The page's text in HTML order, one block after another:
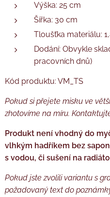
Výška: 25 cm
Šířka: 30 cm
Tloušťka materiálu:
Dodání: Obvykle
pracovních dnů)
Kód produktu: VM_TS
Pokud si přejete misku ve
zhotovíme na míru.
Produkt není vhodný do
vlhkým hadříkem bez
s vodou, či sušení na
Pokud jste zvolili variantu s
požadovaný text do